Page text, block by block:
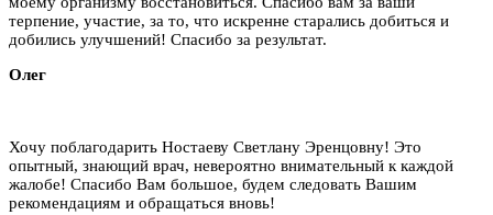
терпение, участие, за то, что искренне старались добиться и
добились улучшений! Спасибо за результат.
Олег
Хочу поблагодарить Ностаеву Светлану Эренцовну! Это
опытный, знающий врач, невероятно внимательный к каждой
жалобе! Спасибо Вам большое, будем следовать Вашим
рекомендациям и обращаться вновь!